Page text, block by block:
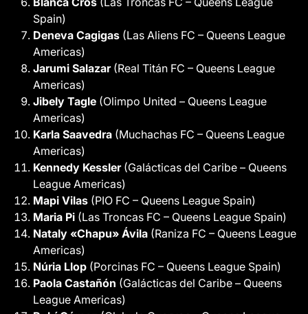
Spain)
Deneva Cagigas (Las Aliens FC – Queens League
Americas)
Jarumi Salazar(Real Titán FC – Queens League
Americas)
Jibely Tagle (Olimpo United – Queens League
Americas)
Karla Saavedra (Muchachas FC – Queens League
Americas)
Kennedy Kessler(Galácticas del Caribe – Queens
League Americas)
Mapi Vilas (PIO FC – Queens League Spain)
Maria Pi (Las Troncas FC – Queens League Spain)
Nataly «Chapu» Ávila (Raniza FC – Queens League
Americas)
Núria Llop (Porcinas FC – Queens League Spain)
Paola Castañón (Galácticas del Caribe – Queens
League Americas)